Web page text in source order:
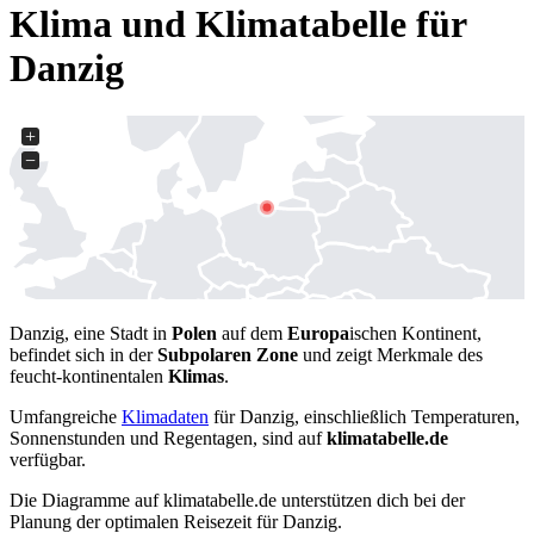
Klima und Klimatabelle für
Danzig
+
−
Danzig, eine Stadt in Polen auf dem Europaischen Kontinent,
befindet sich in derSubpolaren Zone und zeigt Merkmale des
feucht-kontinentalen Klimas.
Umfangreiche Klimadaten für Danzig, einschließlich Temperaturen,
Sonnenstunden und Regentagen, sind aufklimatabelle.de
verfügbar.
Die Diagramme auf klimatabelle.de unterstützen dich bei der
Planung der optimalen Reisezeit für Danzig.